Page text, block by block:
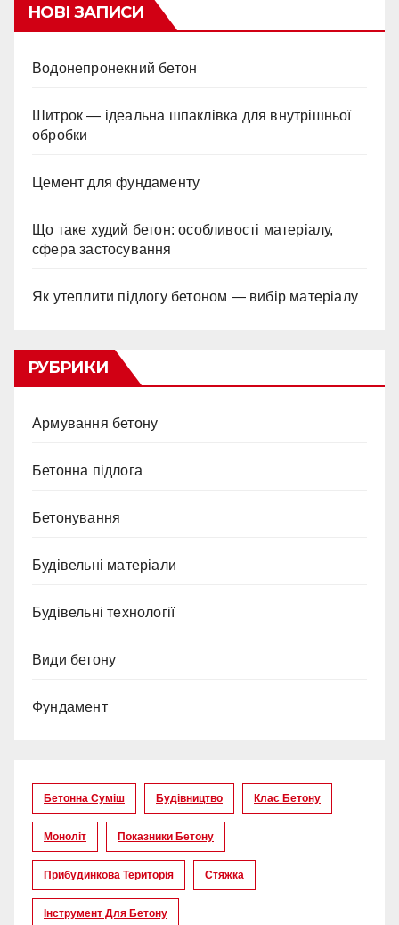
НОВІ ЗАПИСИ
Водонепронекний бетон
Шитрок — ідеальна шпаклівка для внутрішньої
обробки
Цемент для фундаменту
Що таке худий бетон: особливості матеріалу,
сфера застосування
Як утеплити підлогу бетоном — вибір матеріалу
РУБРИКИ
Армування бетону
Бетонна підлога
Бетонування
Будівельні матеріали
Будівельні технології
Види бетону
Фундамент
Бетонна Суміш Будівництво Клас Бетону
Моноліт Показники Бетону
Прибудинкова Територія Стяжка
Інструмент Для Бетону